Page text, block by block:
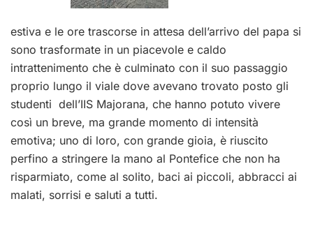
estiva e le ore trascorse in attesa dell’arrivo del papa si
sono trasformate in un piacevole e caldo
intrattenimento che è culminato con il suo passaggio
proprio lungo il viale dove avevano trovato posto gli
studenti dell’IIS Majorana, che hanno potuto vivere
così un breve, ma grande momento di intensità
emotiva; uno di loro, con grande gioia, è riuscito
perfino a stringere la mano al Pontefice che non ha
risparmiato, come al solito, baci ai piccoli, abbracci ai
malati, sorrisi e saluti a tutti.